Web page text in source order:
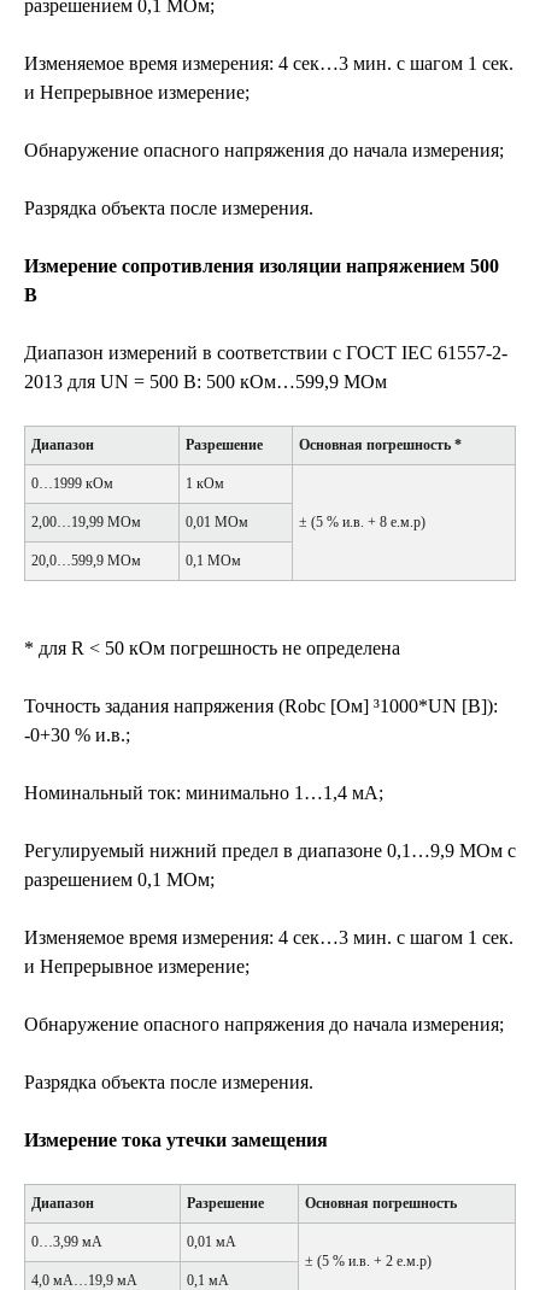
разрешением 0,1 MОм;
Изменяемое время измерения: 4 сек…3 мин. с шагом 1 сек.
и Непрерывное измерение;
Обнаружение опасного напряжения до начала измерения;
Разрядка объекта после измерения.
Измерение сопротивления изоляции напряжением 500
В
Диапазон измерений в соответствии с ГОСТ IEC 61557-2-
2013 для UN = 500 В: 500 кОм…599,9 MОм
Диапазон Разрешение Основная погрешность *
0…1999 кОм 1 кОм
± (5 % и.в. + 8 е.м.р)
2,00…19,99 MОм 0,01 MОм
20,0…599,9 MОм 0,1 MОм
* для R < 50 кОм погрешность не определена
Точность задания напряжения (Robc [Ом] ³1000*UN [В]):
-0+30 % и.в.;
Номинальный ток: минимально 1…1,4 мА;
Регулируемый нижний предел в диапазоне 0,1…9,9 MОм с
разрешением 0,1 MОм;
Изменяемое время измерения: 4 сек…3 мин. с шагом 1 сек.
и Непрерывное измерение;
Обнаружение опасного напряжения до начала измерения;
Разрядка объекта после измерения.
Измерение тока утечки замещения
Диапазон Разрешение Основная погрешность
0…3,99 мА
0,01 мА
± (5 % и.в. + 2 е.м.р)
4,0 мА…19,9 мА
0,1 мА